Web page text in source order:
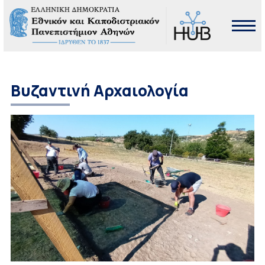
Βυζαντινή Αρχαιολογία